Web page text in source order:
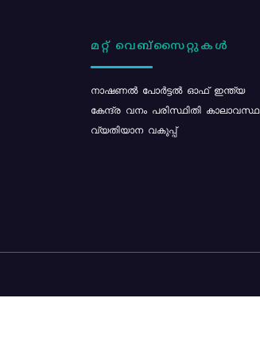
മറ്റ് വെബ്സൈറ്റുകൾ
നാഷണൽ പോർട്ടൽ ഓഫ് ഇന്ത്യ
കേന്ദ്ര വനം പരിസ്ഥിതി കാലാവസ്ഥ
വ്യതിയാന വകുപ്പ്